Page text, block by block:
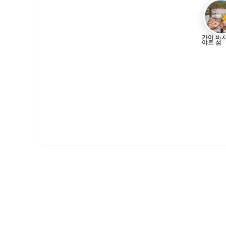
카이 비
야트 섬